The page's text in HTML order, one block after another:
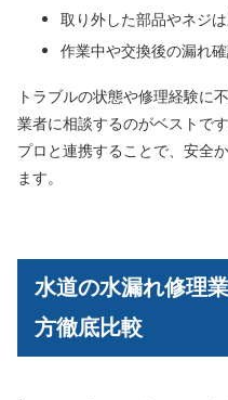
取り外した部品やネジ
作業中や交換後の漏れ
トラブルの状態や修理経験に
業者に相談するのがベストで
プロと連携することで、安全
ます。
水道の水漏れ修理
方徹底比較